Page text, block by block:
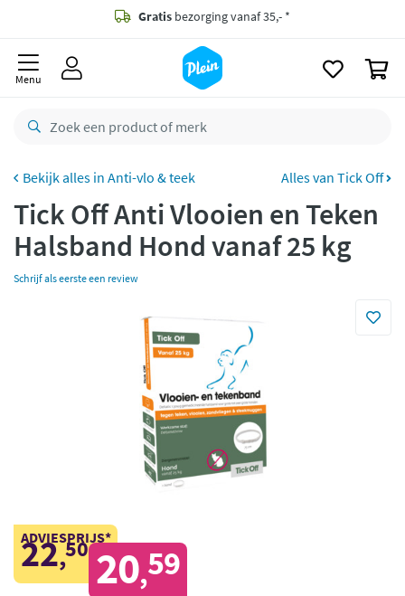
Gratis bezorging vanaf 35,- *
besteld,
retourneren
CO2 neutraal
Betaal met Klarna
Menu
Anti-vlo & teek Alles van Tick Off
Tick Off Anti Vlooien en Teken
Halsband Hond vanaf 25 kg
Schrijf als eerste een review
ADVIESPRIJS*
22,50 20,59